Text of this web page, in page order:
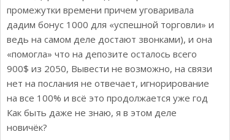
промежутки времени причем уговаривала
дадим бонус 1000 для «успешной торговли» и
ведь на самом деле достают звонками), и она
«помогла» что на депозите осталось всего
900$ из 2050, Вывести не возможно, на связи
нет на послания не отвечает, игнорирование
на все 100% и всё это продолжается уже год
Как быть даже не знаю, я в этом деле
новичёк?